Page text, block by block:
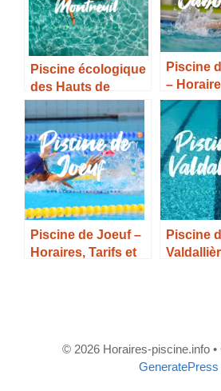
Piscine écologique
des Hauts de
Montreuil –
Horaires, Tarifs et
Infos –
Piscine
–
Infos –
Piscine de Joeuf –
Horaires, Tarifs et
Piscine
© 2026 Horaires-piscine.info•
GeneratePress